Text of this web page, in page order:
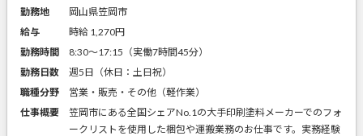
勤務地
岡山県笠岡市
給与
時給 1,270円
勤務時間
8:30～17:15（実働7時間45分）
勤務日数
週5日（休日：土日祝）
職種分野
営業・販売・その他（軽作業）
仕事概要
笠岡市にある全国シェアNo.1の大手印刷塗料メーカーでのフォ
ークリストを使用した梱包や運搬業務のお仕事です。実務経験